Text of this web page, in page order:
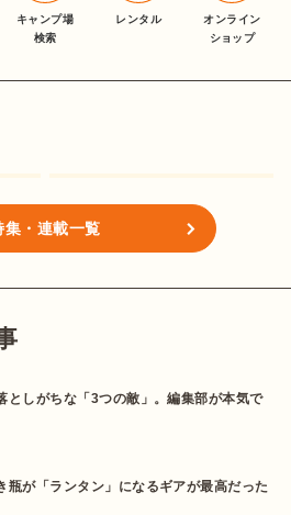
キャンプ場
検索
レンタル
オンライン
ショップ
集・連載一覧
としがちな「3つの敵」。編集部が本気で
瓶が「ランタン」になるギアが最高だった